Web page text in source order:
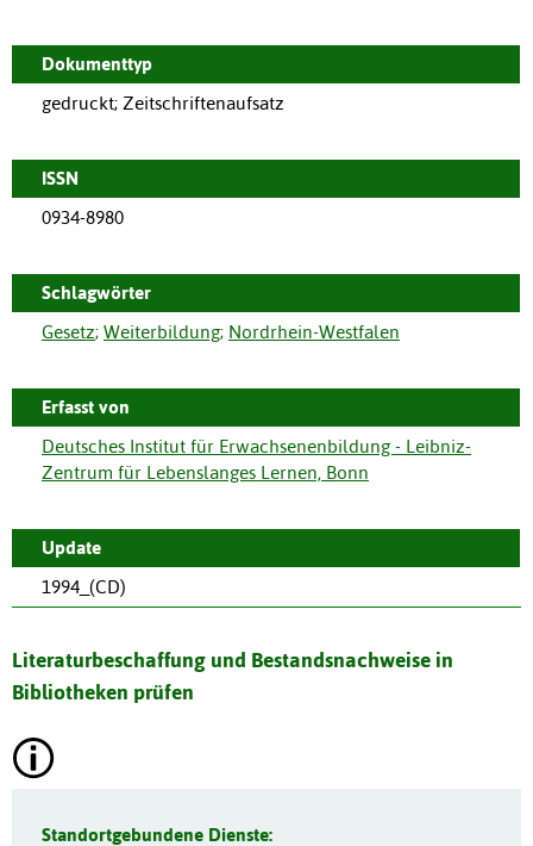
Dokumenttyp
gedruckt; Zeitschriftenaufsatz
ISSN
0934-8980
Schlagwörter
Gesetz; Weiterbildung; Nordrhein-Westfalen
Erfasst von
Deutsches Institut für Erwachsenenbildung - Leibniz-
Zentrum für Lebenslanges Lernen, Bonn
Update
1994_(CD)
Literaturbeschaffung und Bestandsnachweise in
Bibliotheken prüfen
Standortgebundene Dienste: